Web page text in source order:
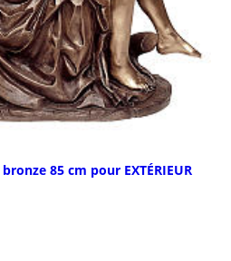
85 cm pour EXTÉRIEUR